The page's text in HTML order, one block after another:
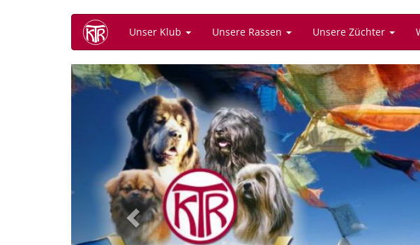
Unser Klub Unsere Rassen Unsere Züchter
Previous